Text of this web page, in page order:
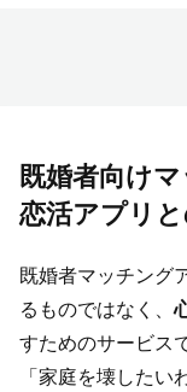
既婚者向け
恋活アプリ
既婚者マッチング
るものではなく、
すためのサービス
「家庭を壊した